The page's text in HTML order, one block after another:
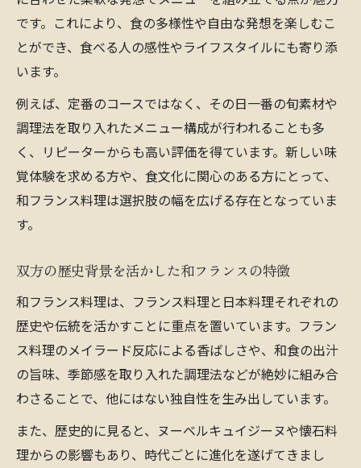
です。これにより、食の多様性や自由な発想を楽しむこ
とができ、食べる人の感性やライフスタイルにも寄り添
います。
例えば、定番のコースではなく、その日一番の旬素材や
調理法を取り入れたメニュー構成が行われることも多
く、リピーターからも高い評価を得ています。新しい味
覚体験を求める方や、食文化に関心のある方にとって、
和フランス料理は選択肢の幅を広げる存在となっていま
す。
双方の歴史背景を活かした和フランスの特徴
和フランス料理は、フランス料理と日本料理それぞれの
歴史や伝統を活かすことに重点を置いています。フラン
ス料理のメイラード反応による香ばしさや、和食の出汁
の旨味、季節感を取り入れた調理法などが絶妙に組み合
わさることで、他にはない独自性を生み出しています。
また、歴史的に見ると、ヌーベルキュイジーヌや懐石料
理からの影響もあり、時代ごとに進化を遂げてきまし